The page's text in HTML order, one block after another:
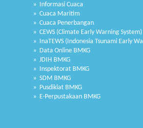
» Informasi Cuaca
» Cuaca Maritim
» Cuaca Penerbangan
» CEWS (Climate Early Warning System)
» InaTEWS (Indonesia Tsunami Early
» Data Online BMKG
» JDIH BMKG
» Inspektorat BMKG
» SDM BMKG
» Pusdiklat BMKG
» E-Perpustakaan BMKG